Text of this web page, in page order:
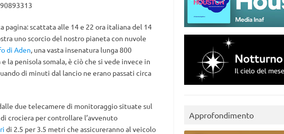
scattata alle 14 e 22 ora italiana del 14
uno scorcio del nostro pianeta con nuvole
di Aden, una vasta insenatura lunga 800
la penisola somala, è ciò che si vede invece in
di minuti dal lancio ne erano passati circa
due telecamere di monitoraggio situate sul
crociera per controllare l’avvenuto
di 2.5 per 3.5 metri che assicureranno al veicolo
Approfondimento